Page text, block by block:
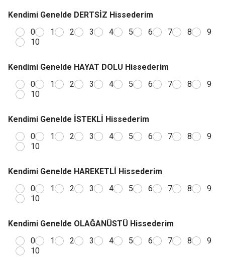
Kendimi Genelde DERTSİZ Hissederim
0
1 2 3 4 5 6 7 8
9
10
Kendimi Genelde HAYAT DOLU Hissederim
0
1 2 3 4 5 6 7 8
9
10
Kendimi Genelde İSTEKLİ Hissederim
0
1 2 3 4 5 6 7 8
9
10
Kendimi Genelde HAREKETLİ Hissederim
0
1 2 3 4 5 6 7 8
9
10
Kendimi Genelde OLAĞANÜSTÜ Hissederim
0
1 2 3 4 5 6 7 8
9
10